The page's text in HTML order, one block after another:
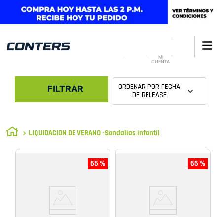
MI
CUENTA
FILTRAR ORDENAR POR FECHA
DE RELEASE
LIQUIDACION DE VERANO -Sandalias infantil
65 % 65 %